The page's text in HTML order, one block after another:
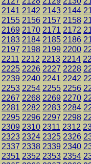
2141 2142 2143 2144
2155 2156 2157 2158
2169 2170 2171 2172
2183 2184 2185 2186
2197 2198 2199 2200
2211 2212 2213 2214
2225 2226 2227 2228
2239 2240 2241 2242
2253 2254 2255 2256
2267 2268 2269 2270
2281 2282 2283 2284
2295 2296 2297 2298
2309 2310 2311 2312
2323 2324 2325 2326
2337 2338 2339 2340
2351 2352 2353 2354